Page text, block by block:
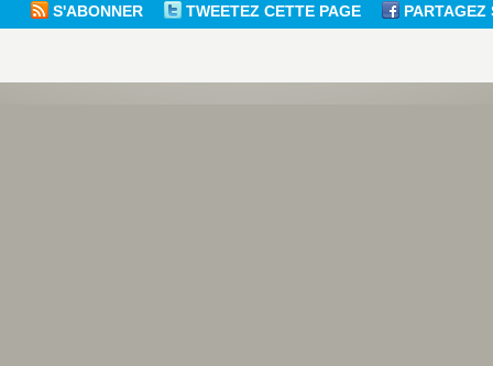
S'ABONNER TWEETEZ CETTE PAGE PARTAGEZ